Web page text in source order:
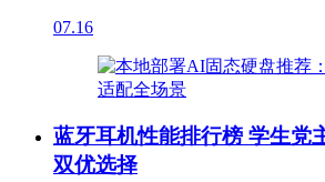
07.16
蓝牙耳机性能排行榜 学生党
双优选择